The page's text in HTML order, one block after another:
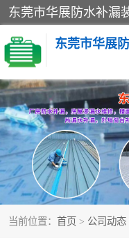
当前位置： 首页 > 公司动态
楼面防水补漏
阳台卫生间防水补漏
金属房搭建及补漏